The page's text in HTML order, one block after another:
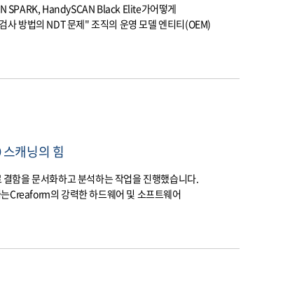
SPARK, HandySCAN Black Elite가어떻게
방법의 NDT 문제" 조직의 운영 모델 엔티티(OEM)
캐닝의 힘
함을 문서화하고 분석하는 작업을 진행했습니다.
의 강력한 하드웨어 및 소프트웨어